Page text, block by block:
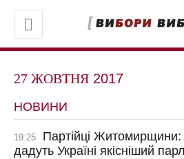
27 ЖОВТНЯ 2017
НОВИНИ
19:25
Партійці Житомирщини:
дадуть Україні якісніший